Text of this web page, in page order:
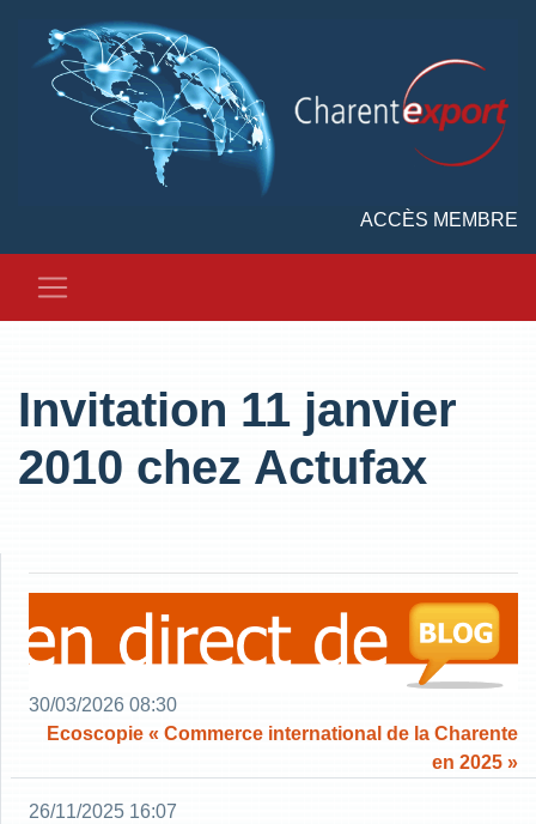
ACCÈS MEMBRE
Invitation 11 janvier
2010 chez Actufax
30/03/2026 08:30
Ecoscopie « Commerce international de la Charente
en 2025 »
26/11/2025 16:07